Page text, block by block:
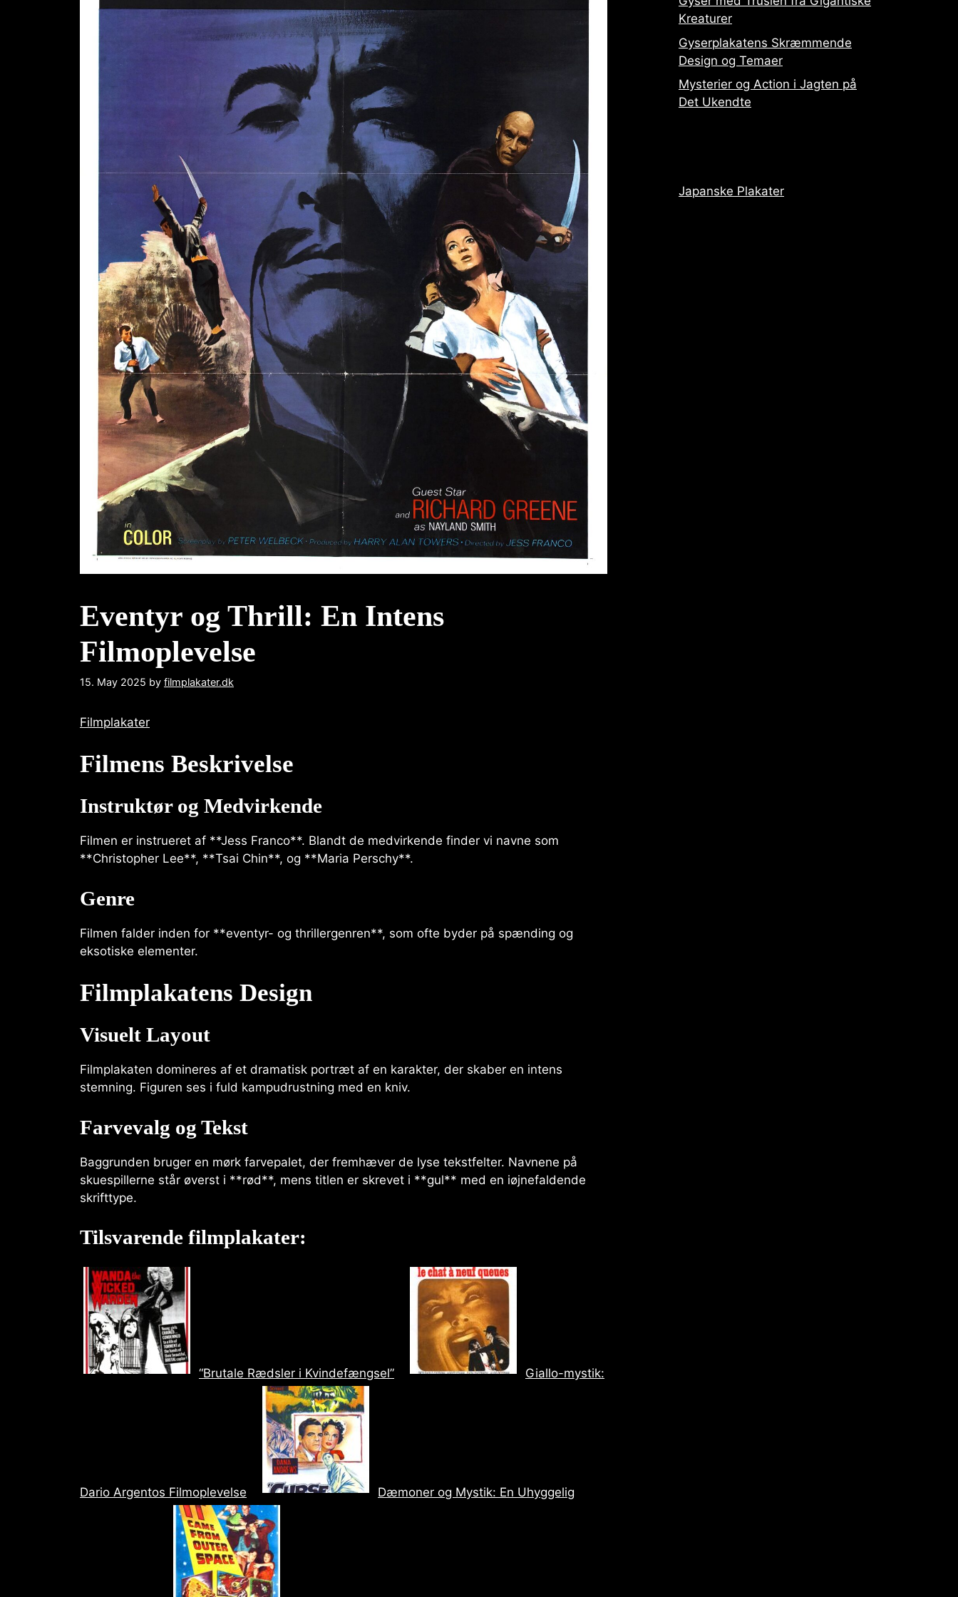
Eventyr og Thrill: En Intens
Filmoplevelse
15. May 2025 by filmplakater.dk
Filmplakater
Filmens Beskrivelse
Instruktør og Medvirkende
Filmen er instrueret af **Jess Franco**. Blandt de medvirkende finder vi navne som
**Christopher Lee**, **Tsai Chin**, og **Maria Perschy**.
Genre
Filmen falder inden for **eventyr- og thrillergenren**, som ofte byder på spænding og
eksotiske elementer.
Filmplakatens Design
Visuelt Layout
Filmplakaten domineres af et dramatisk portræt af en karakter, der skaber en intens
stemning. Figuren ses i fuld kampudrustning med en kniv.
Farvevalg og Tekst
Baggrunden bruger en mørk farvepalet, der fremhæver de lyse tekstfelter. Navnene på
skuespillerne står øverst i **rød**, mens titlen er skrevet i **gul** med en iøjnefaldende
skrifttype.
Tilsvarende filmplakater:
“Brutale Rædsler i Kvindefængsel” Giallo-mystik:
Dario Argentos Filmoplevelse Dæmoner og Mystik: En Uhyggelig
Kreaturer
Gyserplakatens Skræmmende
Design og Temaer
Mysterier og Action i Jagten på
Det Ukendte
Japanske Plakater